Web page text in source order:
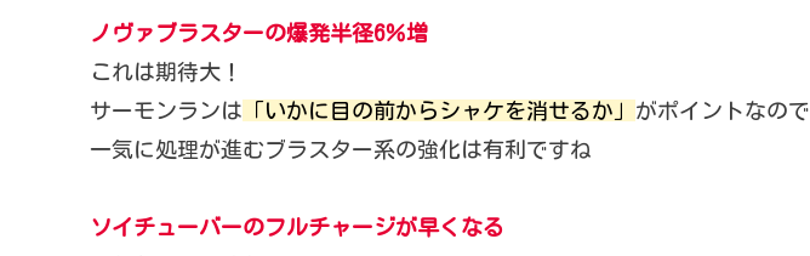
ノヴァブラスターの爆発半径6％増
これは期待大！
サーモンランは 「いかに目の前からシャケを消せるか」 がポイントなので
一気に処理が進むブラスター系の強化は有利ですね
ソイチューバーのフルチャージが早くなる